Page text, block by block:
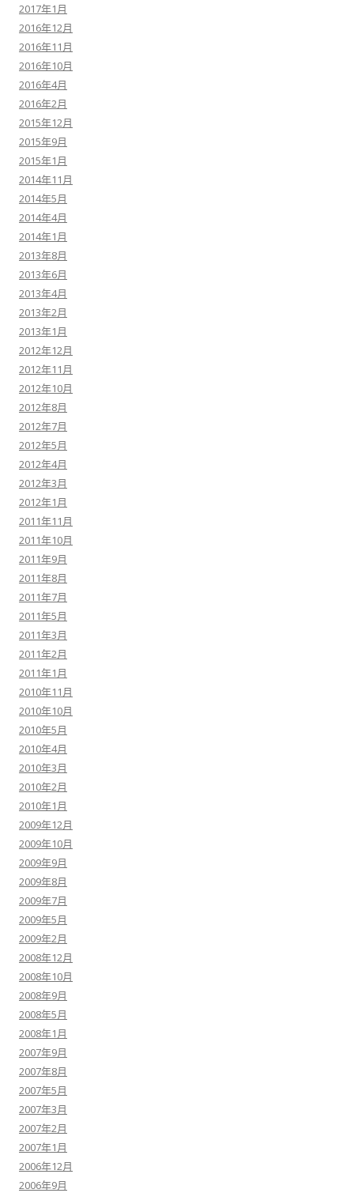
2017年1月
2016年12月
2016年11月
2016年10月
2016年4月
2016年2月
2015年12月
2015年9月
2015年1月
2014年11月
2014年5月
2014年4月
2014年1月
2013年8月
2013年6月
2013年4月
2013年2月
2013年1月
2012年12月
2012年11月
2012年10月
2012年8月
2012年7月
2012年5月
2012年4月
2012年3月
2012年1月
2011年11月
2011年10月
2011年9月
2011年8月
2011年7月
2011年5月
2011年3月
2011年2月
2011年1月
2010年11月
2010年10月
2010年5月
2010年4月
2010年3月
2010年2月
2010年1月
2009年12月
2009年10月
2009年9月
2009年8月
2009年7月
2009年5月
2009年2月
2008年12月
2008年10月
2008年9月
2008年5月
2008年1月
2007年9月
2007年8月
2007年5月
2007年3月
2007年2月
2007年1月
2006年12月
2006年9月